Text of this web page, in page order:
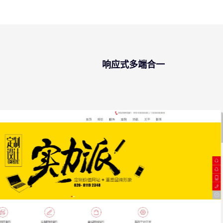
响应式多端合一